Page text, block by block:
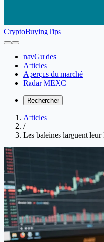
CryptoBuyingTips
navGuides
Articles
Aperçus du marché
Radar MEXC
Rechercher
Articles
/
Les baleines larguent